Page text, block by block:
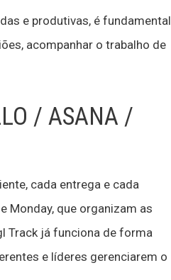
e produtivas, é fundamental
acompanhar o trabalho de
/ ASANA /
cada entrega e cada
Monday, que organizam as
Track já funciona de forma
e líderes gerenciarem o